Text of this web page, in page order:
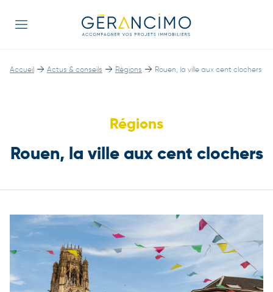
Accueil → Actus & conseils → Régions → Rouen, la ville aux cent clochers
Régions
Rouen, la ville aux cent clochers